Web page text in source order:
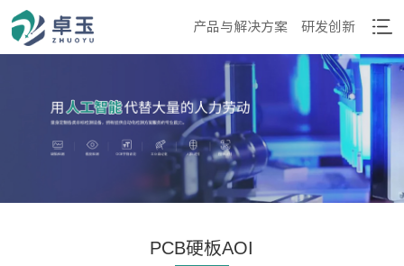
产品与解决方案 研发创新
PCB硬板AOI